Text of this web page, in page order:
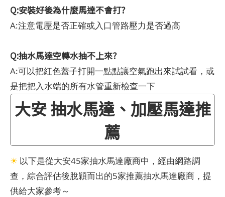
Q:安裝好後為什麼馬達不會打?
A:注意電壓是否正確或入口管路壓力是否過高
Q:抽水馬達空轉水抽不上來?
A:可以把紅色蓋子打開一點點讓空氣跑出來試試看，或
是把把入水端的所有水管重新檢查一下
大安 抽水馬達、加壓馬達推
薦
☀ 以下是從大安45家抽水馬達廠商中，經由網路調
查，綜合評估後脫穎而出的5家推薦抽水馬達廠商，提
供給大家參考～